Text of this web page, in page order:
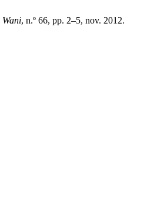
Wani, n.º 66, pp. 2–5, nov. 2012.